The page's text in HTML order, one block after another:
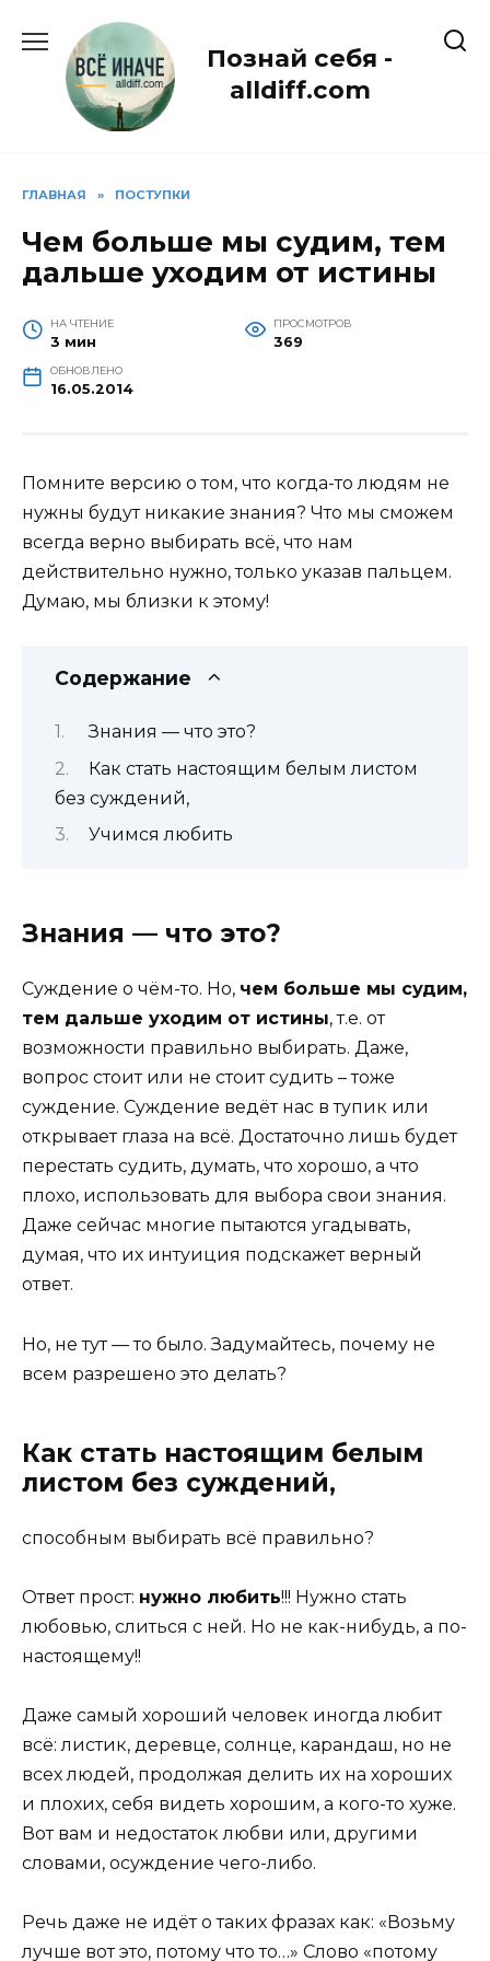
содержанию
Познай себя -
alldiff.com
ГЛАВНАЯ » ПОСТУПКИ
Чем больше мы судим, тем
дальше уходим от истины
НА ЧТЕНИЕ
3 мин
ПРОСМОТРОВ
369
ОБНОВЛЕНО
16.05.2014
Помните версию о том, что когда-то людям не
нужны будут никакие знания? Что мы сможем
всегда верно выбирать всё, что нам
действительно нужно, только указав пальцем.
Думаю, мы близки к этому!
Содержание
Знания — что это?
Как стать настоящим белым листом
без суждений,
Учимся любить
Знания — что это?
Суждение о чём-то. Но, чем больше мы судим,
тем дальше уходим от истины, т.е. от
возможности правильно выбирать. Даже,
вопрос стоит или не стоит судить – тоже
суждение. Суждение ведёт нас в тупик или
открывает глаза на всё. Достаточно лишь будет
перестать судить, думать, что хорошо, а что
плохо, использовать для выбора свои знания.
Даже сейчас многие пытаются угадывать,
думая, что их интуиция подскажет верный
ответ.
Но, не тут — то было. Задумайтесь, почему не
всем разрешено это делать?
Как стать настоящим белым
листом без суждений,
способным выбирать всё правильно?
Ответ прост: нужно любить!!! Нужно стать
любовью, слиться с ней. Но не как-нибудь, а по-
настоящему!!
Даже самый хороший человек иногда любит
всё: листик, деревце, солнце, карандаш, но не
всех людей, продолжая делить их на хороших
и плохих, себя видеть хорошим, а кого-то хуже.
Вот вам и недостаток любви или, другими
словами, осуждение чего-либо.
Речь даже не идёт о таких фразах как: «Возьму
лучше вот это, потому что то…» Слово «потому